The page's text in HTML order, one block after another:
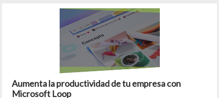
Aumenta la productividad de tu empresa con
Microsoft Loop